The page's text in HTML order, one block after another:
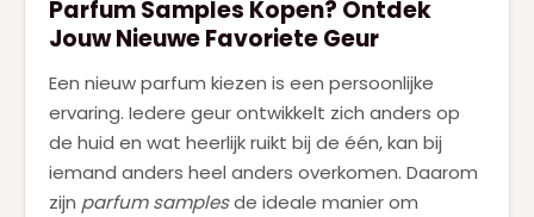
Parfum Samples Kopen? Ontdek
Jouw Nieuwe Favoriete Geur
Een nieuw parfum kiezen is een persoonlijke
ervaring. Iedere geur ontwikkelt zich anders op
de huid en wat heerlijk ruikt bij de één, kan bij
iemand anders heel anders overkomen. Daarom
zijn parfum samplesde ideale manier om